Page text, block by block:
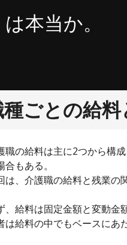
本当か。
ごとの給料
職の給料は主に2つから構
合もある。
は、介護職の給料と残業の
、給料は固定金額と変動金
は給料の中でもベースにあ